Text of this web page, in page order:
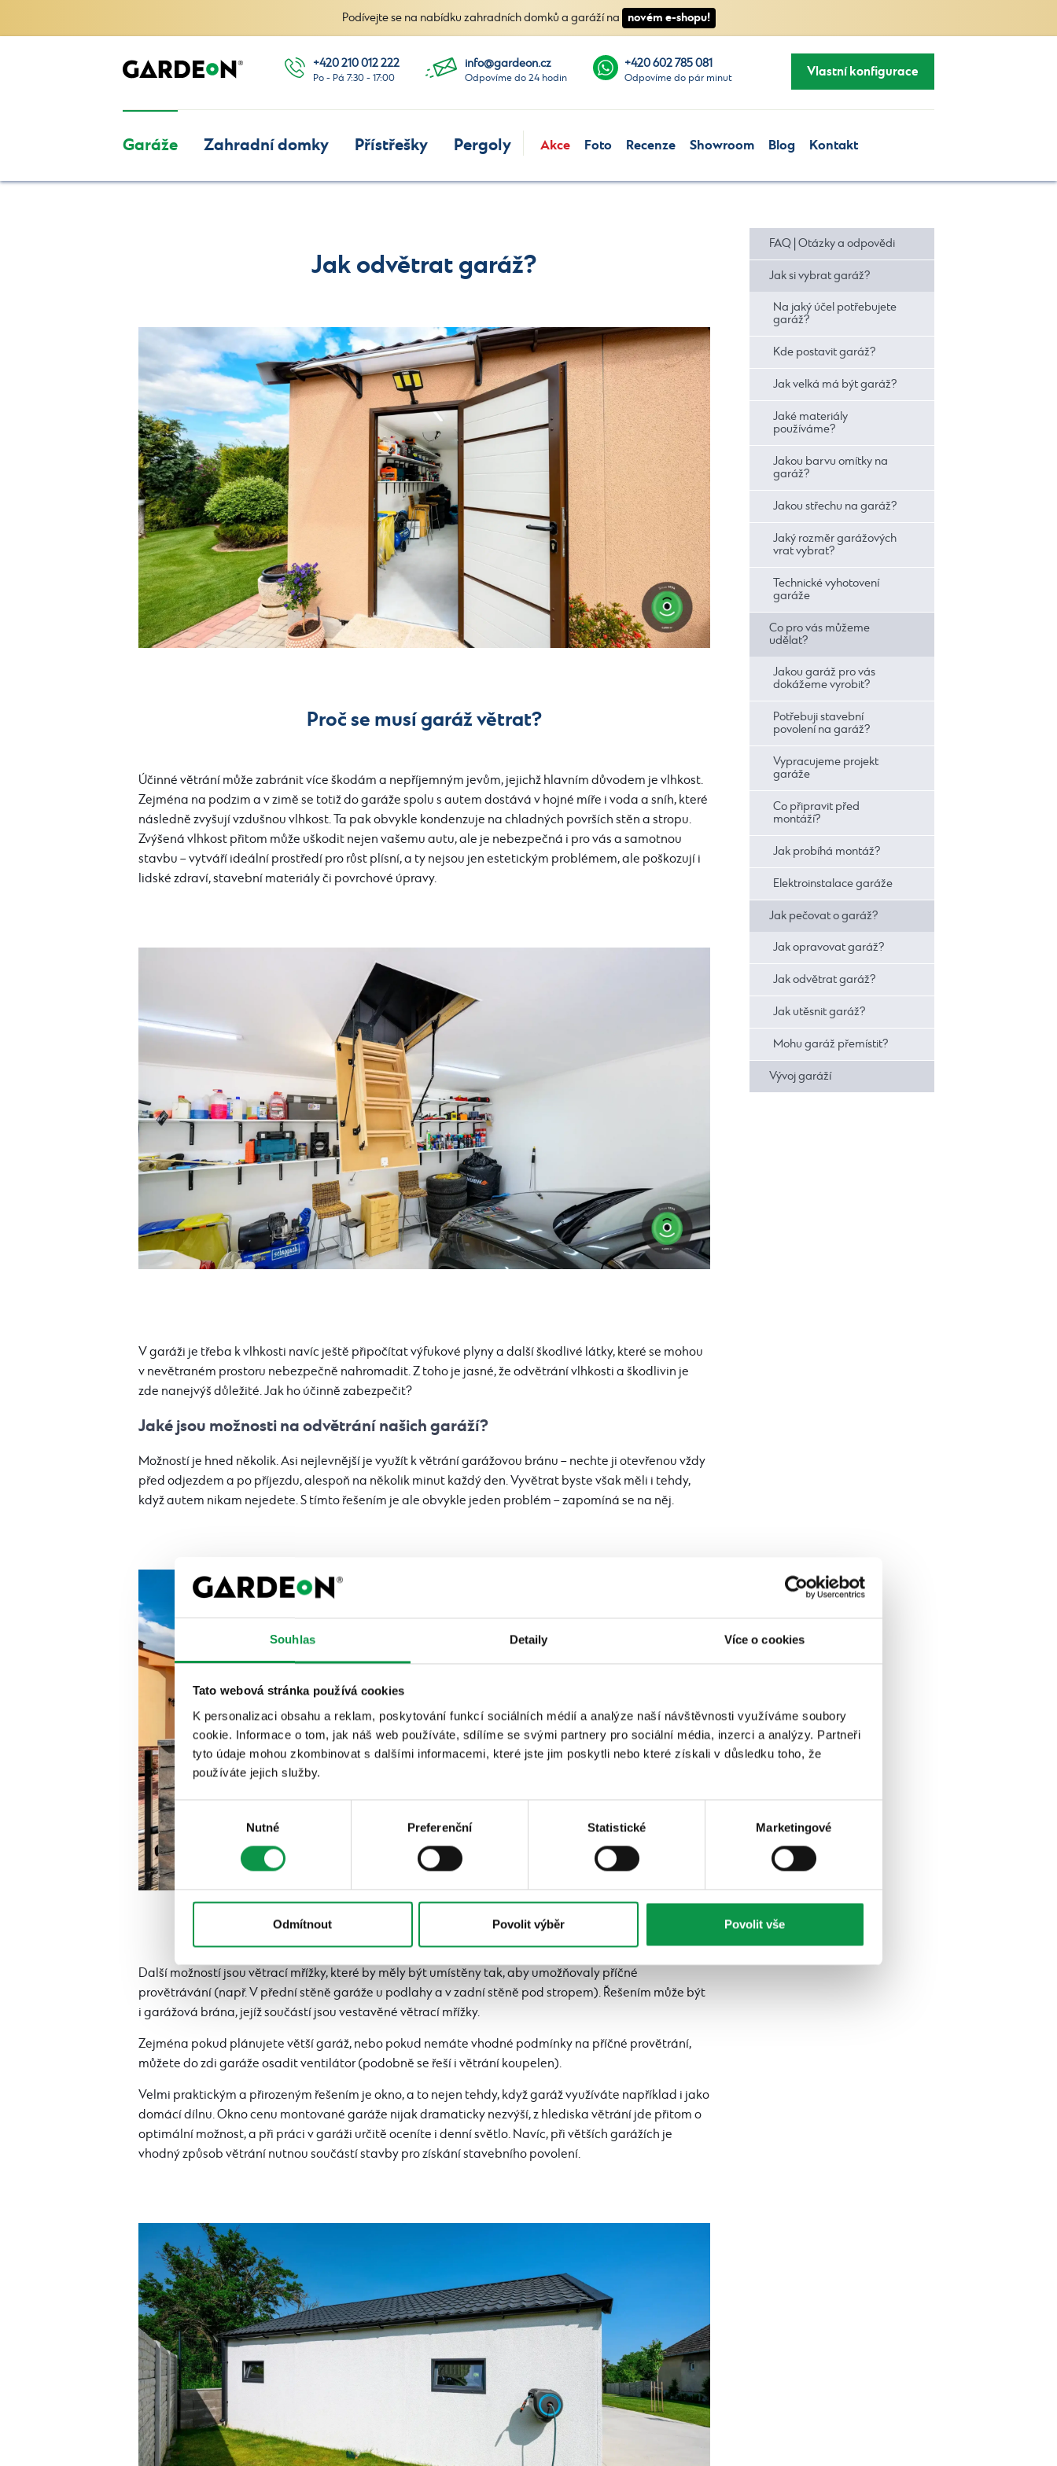
Souhlas Detaily Více o cookies
Tato webová stránka používá cookies
K personalizaci obsahu a reklam, poskytování funkcí sociálních médií a analýze naší návštěvnosti využíváme soubory
cookie. Informace o tom, jak náš web používáte, sdílíme se svými partnery pro sociální média, inzerci a analýzy. Partneři
tyto údaje mohou zkombinovat s dalšími informacemi, které jste jim poskytli nebo které získali v důsledku toho, že
používáte jejich služby.
Výběr
souhlasu
Nutné Preferenční Statistické Marketingové
Odmítnout Povolit výběr Povolit vše
Podívejte se na nabídku zahradních domků a garáží na novém e-shopu!
Vlastní konfigurace
+420 210 012 222
Po - Pá 7:30 - 17:00
info@gardeon.cz
Odpovíme do 24 hodin
+420 602 785 081
Odpovíme do pár minut
Garáže Zahradní domky Přístřešky Pergoly Akce Foto Recenze Showroom Blog Kontakt
Jak odvětrat garáž?
Proč se musí garáž větrat?
Účinné větrání může zabránit více škodám a nepříjemným jevům, jejichž hlavním důvodem je vlhkost.
Zejména na podzim a v zimě se totiž do garáže spolu s autem dostává v hojné míře i voda a sníh, které
následně zvyšují vzdušnou vlhkost. Ta pak obvykle kondenzuje na chladných površích stěn a stropu.
Zvýšená vlhkost přitom může uškodit nejen vašemu autu, ale je nebezpečná i pro vás a samotnou
stavbu – vytváří ideální prostředí pro růst plísní, a ty nejsou jen estetickým problémem, ale poškozují i
lidské zdraví, stavební materiály či povrchové úpravy.
V garáži je třeba k vlhkosti navíc ještě připočítat výfukové plyny a další škodlivé látky, které se mohou
v nevětraném prostoru nebezpečně nahromadit. Z toho je jasné, že odvětrání vlhkosti a škodlivin je
zde nanejvýš důležité. Jak ho účinně zabezpečit?
Jaké jsou možnosti na odvětrání našich garáží?
Možností je hned několik. Asi nejlevnější je využít k větrání garážovou bránu – nechte ji otevřenou vždy
před odjezdem a po příjezdu, alespoň na několik minut každý den. Vyvětrat byste však měli i tehdy,
když autem nikam nejedete. S tímto řešením je ale obvykle jeden problém – zapomíná se na něj.
Další možností jsou větrací mřížky, které by měly být umístěny tak, aby umožňovaly příčné
provětrávání (např. V přední stěně garáže u podlahy a v zadní stěně pod stropem). Řešením může být
i garážová brána, jejíž součástí jsou vestavěné větrací mřížky.
Zejména pokud plánujete větší garáž, nebo pokud nemáte vhodné podmínky na příčné provětrání,
můžete do zdi garáže osadit ventilátor (podobně se řeší i větrání koupelen).
Velmi praktickým a přirozeným řešením je okno, a to nejen tehdy, když garáž využíváte například i jako
domácí dílnu. Okno cenu montované garáže nijak dramaticky nezvýší, z hlediska větrání jde přitom o
optimální možnost, a při práci v garáži určitě oceníte i denní světlo. Navíc, při větších garážích je
vhodný způsob větrání nutnou součástí stavby pro získání stavebního povolení.
FAQ | Otázky a odpovědi
Jak si vybrat garáž?
Na jaký účel potřebujete
garáž?
Kde postavit garáž?
Jak velká má být garáž?
Jaké materiály
používáme?
Jakou barvu omítky na
garáž?
Jakou střechu na garáž?
Jaký rozměr garážových
vrat vybrat?
Technické vyhotovení
garáže
Co pro vás můžeme
udělat?
Jakou garáž pro vás
dokážeme vyrobit?
Potřebuji stavební
povolení na garáž?
Vypracujeme projekt
garáže
Co připravit před
montáží?
Jak probíhá montáž?
Elektroinstalace garáže
Jak pečovat o garáž?
Jak opravovat garáž?
Jak odvětrat garáž?
Jak utěsnit garáž?
Mohu garáž přemístit?
Vývoj garáží